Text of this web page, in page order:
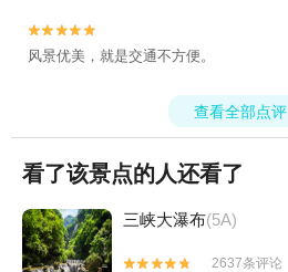


风景优美，就是交通不方便。
查看全部点评
看了该景点的人还看了
三峡大瀑布(5A)


2637条评论